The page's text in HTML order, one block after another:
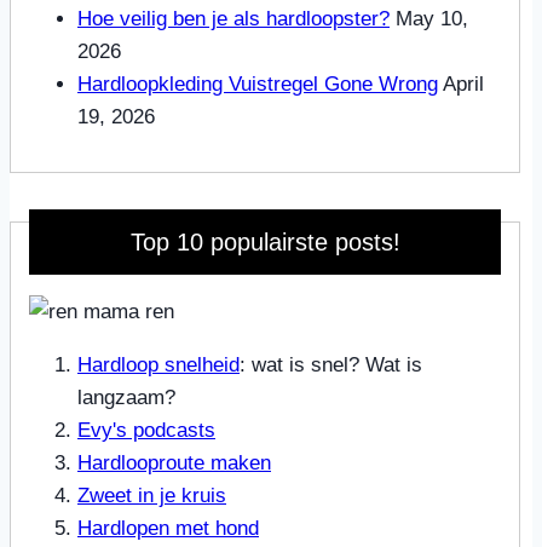
Hoe veilig ben je als hardloopster? May 10,
2026
Hardloopkleding Vuistregel Gone Wrong April
19, 2026
Top 10 populairste posts!
Hardloop snelheid: wat is snel? Wat is
langzaam?
Evy's podcasts
Hardlooproute maken
Zweet in je kruis
Hardlopen met hond